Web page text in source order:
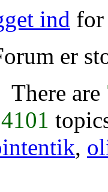
ind for
er
There are
,